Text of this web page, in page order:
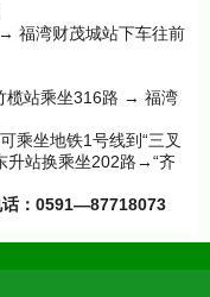
→ 福湾财茂城站下车往前
榄站乘坐316路 → 福湾
乘坐地铁1 号线到 “三叉
升站换乘坐202路 →“齐
： 0591—87718073